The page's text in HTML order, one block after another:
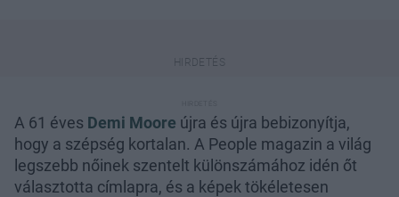
A 61 éves Demi Moore újra és újra bebizonyítja,
hogy a szépség kortalan. A People magazin a világ
legszebb nőinek szentelt különszámához idén őt
választotta címlapra, és a képek tökéletesen